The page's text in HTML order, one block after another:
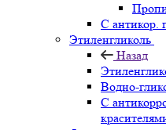
С антикор.
Этиленгликоль
Назад
Водно-
С